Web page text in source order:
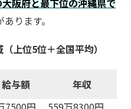
阪府と最下位の沖縄県で
あります。
上位5位＋全国平均）
給与額
年収